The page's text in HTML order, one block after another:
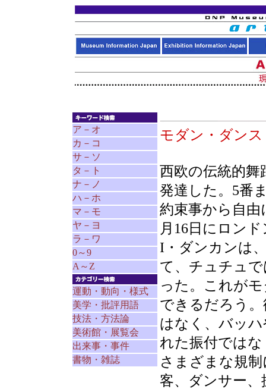
ア－オ
カ－コ
サ－ソ
タ－ト
ナ－ノ
ハ－ホ
マ－モ
ヤ－ヨ
ラ－ワ
0～9
A～Z
運動・動向・様式
美学・批評用語
技法・方法論
美術館・展覧会
出来事・事件
書物・雑誌
モダン・ダン
西欧の伝統的
発達した。5番
約束事から自由
月16日にロン
I・ダンカンは
て、チュチュ
った。これが
できるだろう
はなく、バッ
れた振付では
さまざまな規
客、ダンサー